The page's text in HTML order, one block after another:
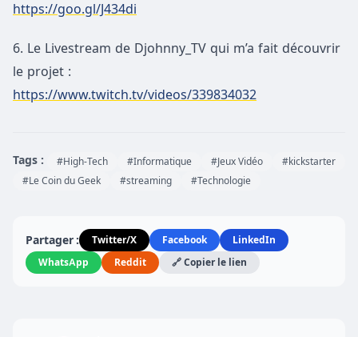
https://goo.gl/J434di
6. Le Livestream de Djohnny_TV qui m’a fait découvrir
le projet :
https://www.twitch.tv/videos/339834032
Tags : #High-Tech #Informatique #Jeux Vidéo
#kickstarter
#Le Coin du Geek
#streaming #Technologie
Partager : Twitter/X Facebook
LinkedIn
WhatsApp
Reddit 🔗 Copier le lien